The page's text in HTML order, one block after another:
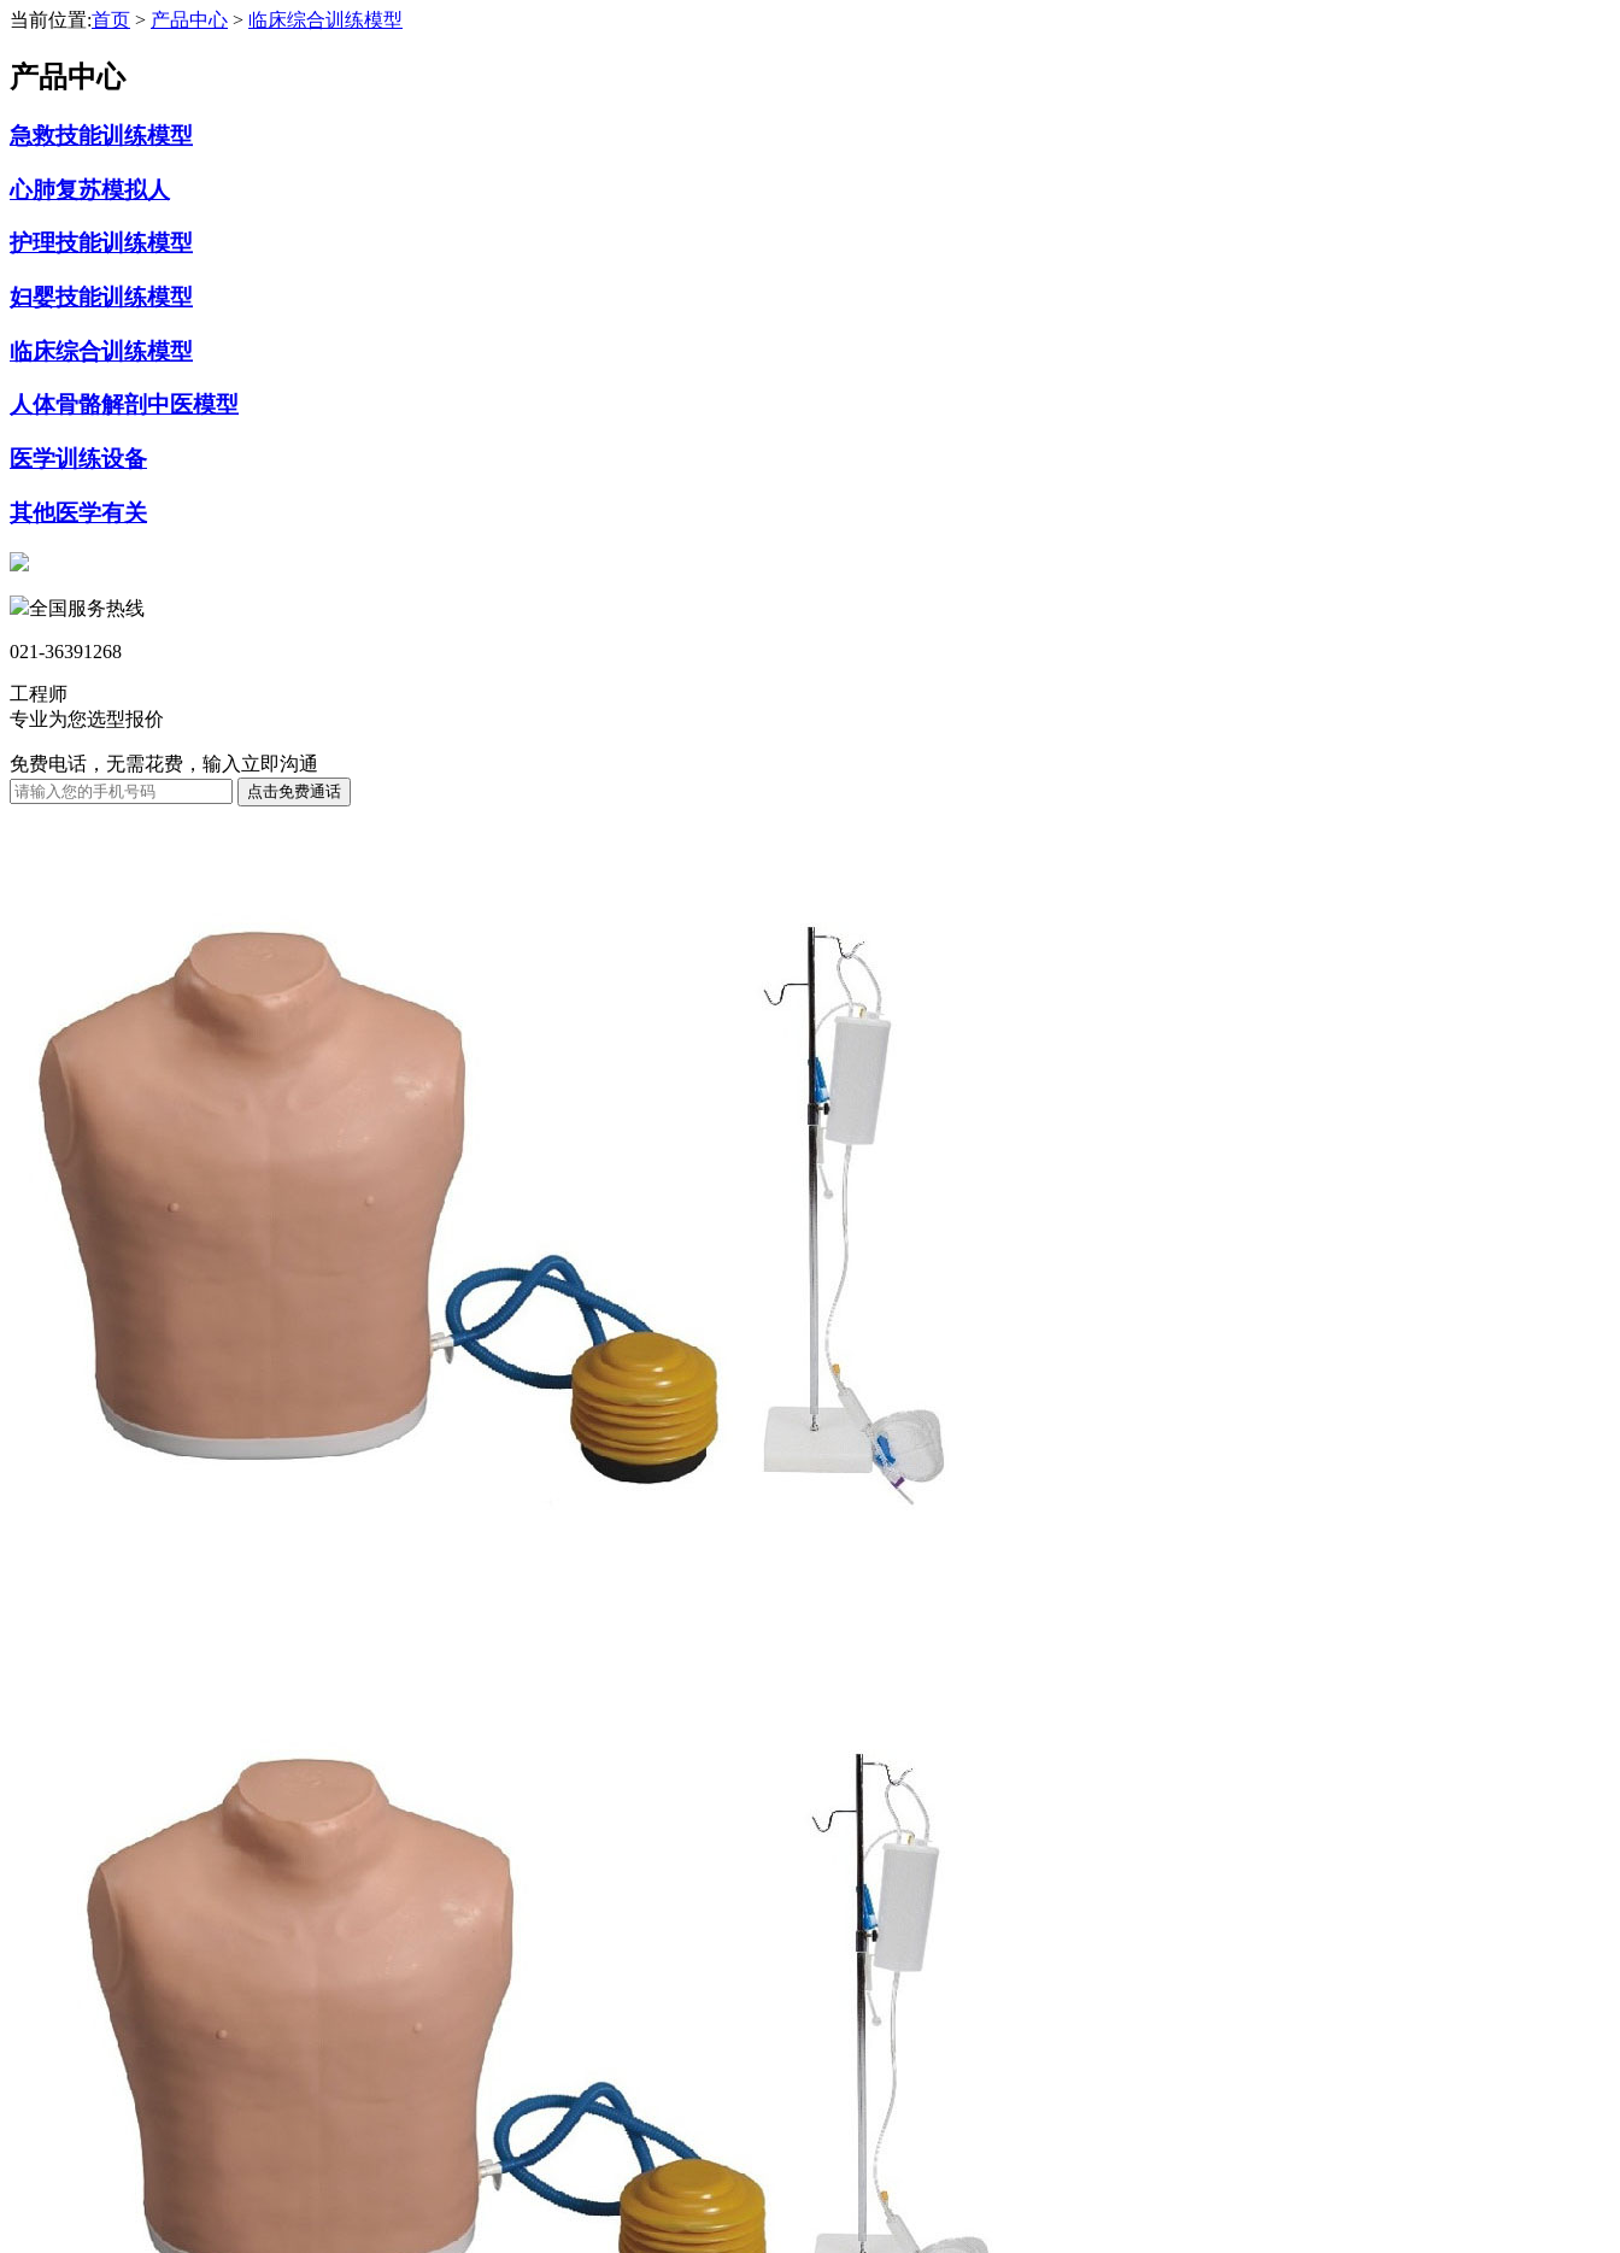
当前位置:首页 > 产品中心 > 临床综合训练模型
产品中心
急救技能训练模型
心肺复苏模拟人
护理技能训练模型
妇婴技能训练模型
临床综合训练模型
人体骨骼解剖中医模型
医学训练设备
其他医学有关
全国服务热线
021-36391268
工程师
专业为您选型报价
免费电话，无需花费，输入立即沟通